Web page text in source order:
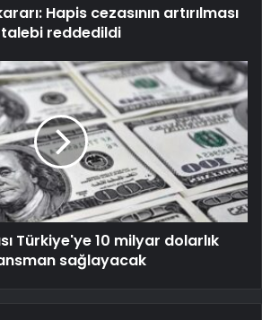
Hapis cezasının artırılması
talebi reddedildi
Türkiye'ye 10 milyar dolarlık
sağlayacak